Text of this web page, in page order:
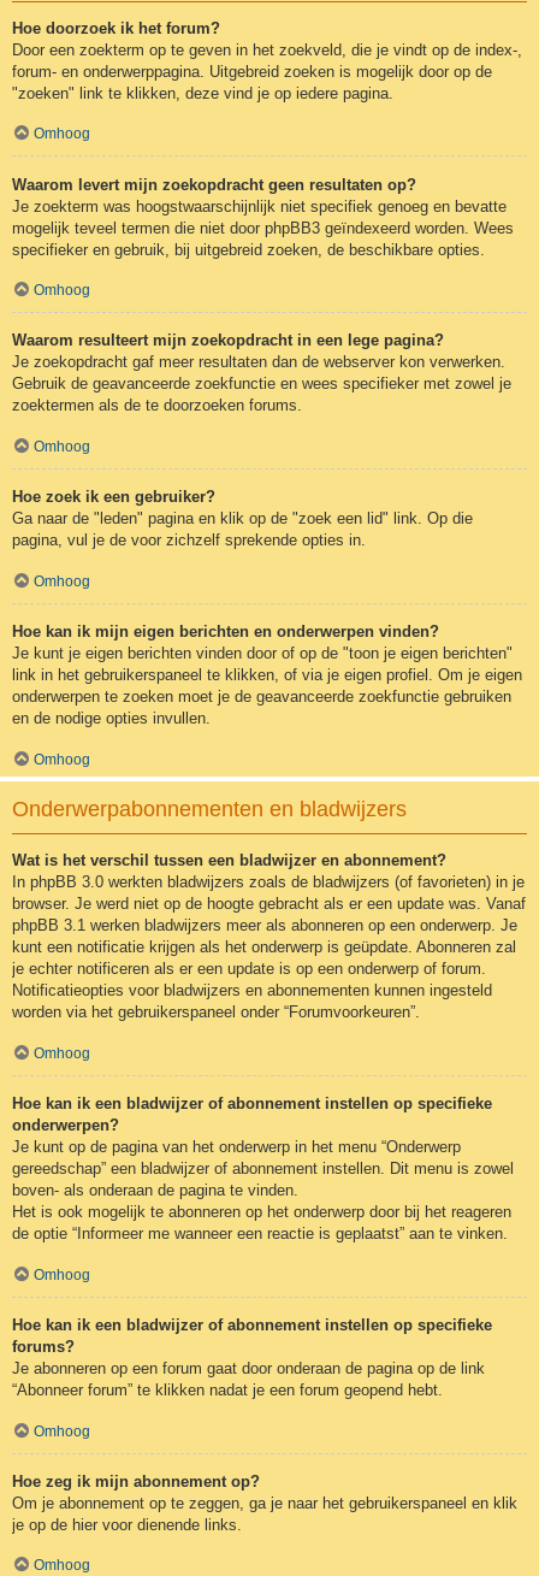
Hoe doorzoek ik het forum?
Door een zoekterm op te geven in het zoekveld, die je vindt op de index-,
forum- en onderwerppagina. Uitgebreid zoeken is mogelijk door op de
"zoeken" link te klikken, deze vind je op iedere pagina.
Omhoog
Waarom levert mijn zoekopdracht geen resultaten op?
Je zoekterm was hoogstwaarschijnlijk niet specifiek genoeg en bevatte
mogelijk teveel termen die niet door phpBB3 geïndexeerd worden. Wees
specifieker en gebruik, bij uitgebreid zoeken, de beschikbare opties.
Omhoog
Waarom resulteert mijn zoekopdracht in een lege pagina?
Je zoekopdracht gaf meer resultaten dan de webserver kon verwerken.
Gebruik de geavanceerde zoekfunctie en wees specifieker met zowel je
zoektermen als de te doorzoeken forums.
Omhoog
Hoe zoek ik een gebruiker?
Ga naar de "leden" pagina en klik op de "zoek een lid" link. Op die
pagina, vul je de voor zichzelf sprekende opties in.
Omhoog
Hoe kan ik mijn eigen berichten en onderwerpen vinden?
Je kunt je eigen berichten vinden door of op de "toon je eigen berichten"
link in het gebruikerspaneel te klikken, of via je eigen profiel. Om je eigen
onderwerpen te zoeken moet je de geavanceerde zoekfunctie gebruiken
en de nodige opties invullen.
Omhoog
Onderwerpabonnementen en bladwijzers
Wat is het verschil tussen een bladwijzer en abonnement?
In phpBB 3.0 werkten bladwijzers zoals de bladwijzers (of favorieten) in je
browser. Je werd niet op de hoogte gebracht als er een update was. Vanaf
phpBB 3.1 werken bladwijzers meer als abonneren op een onderwerp. Je
kunt een notificatie krijgen als het onderwerp is geüpdate. Abonneren zal
je echter notificeren als er een update is op een onderwerp of forum.
Notificatieopties voor bladwijzers en abonnementen kunnen ingesteld
worden via het gebruikerspaneel onder “Forumvoorkeuren”.
Omhoog
Hoe kan ik een bladwijzer of abonnement instellen op specifieke
onderwerpen?
Je kunt op de pagina van het onderwerp in het menu “Onderwerp
gereedschap” een bladwijzer of abonnement instellen. Dit menu is zowel
boven- als onderaan de pagina te vinden.
Het is ook mogelijk te abonneren op het onderwerp door bij het reageren
de optie “Informeer me wanneer een reactie is geplaatst” aan te vinken.
Omhoog
Hoe kan ik een bladwijzer of abonnement instellen op specifieke
forums?
Je abonneren op een forum gaat door onderaan de pagina op de link
“Abonneer forum” te klikken nadat je een forum geopend hebt.
Omhoog
Hoe zeg ik mijn abonnement op?
Om je abonnement op te zeggen, ga je naar het gebruikerspaneel en klik
je op de hier voor dienende links.
Omhoog